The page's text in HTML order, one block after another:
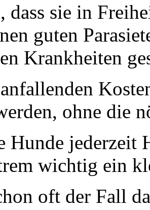
dass sie in
guten
Krankheiten
ohne die
Hunde jederzeit
wichtig ein
oft der Fall